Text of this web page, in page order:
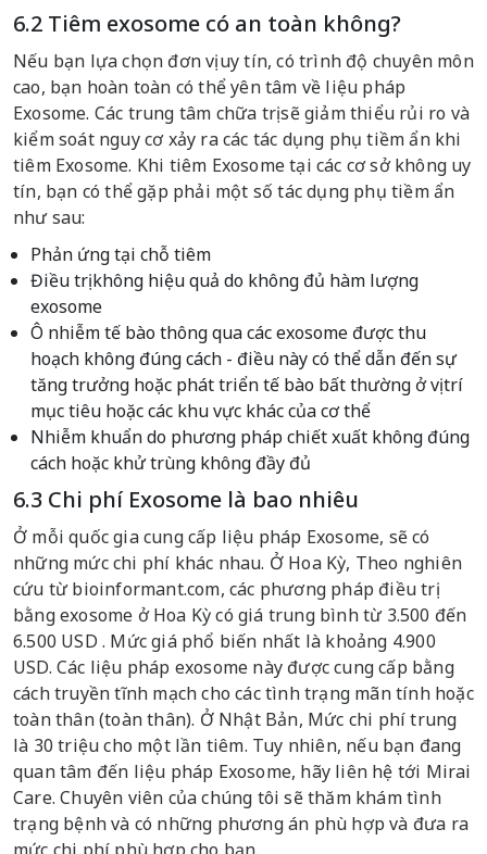
6.2 Tiêm exosome có an toàn không?
Nếu bạn lựa chọn đơn vị uy tín, có trình độ chuyên môn
cao, bạn hoàn toàn có thể yên tâm về liệu pháp
Exosome. Các trung tâm chữa trị sẽ giảm thiểu rủi ro và
kiểm soát nguy cơ xảy ra các tác dụng phụ tiềm ẩn khi
tiêm Exosome. Khi tiêm Exosome tại các cơ sở không uy
tín, bạn có thể gặp phải một số tác dụng phụ tiềm ẩn
như sau:
Phản ứng tại chỗ tiêm
Điều trị không hiệu quả do không đủ hàm lượng
exosome
Ô nhiễm tế bào thông qua các exosome được thu
hoạch không đúng cách - điều này có thể dẫn đến sự
tăng trưởng hoặc phát triển tế bào bất thường ở vị trí
mục tiêu hoặc các khu vực khác của cơ thể
Nhiễm khuẩn do phương pháp chiết xuất không đúng
cách hoặc khử trùng không đầy đủ
6.3 Chi phí Exosome là bao nhiêu
Ở mỗi quốc gia cung cấp liệu pháp Exosome, sẽ có
những mức chi phí khác nhau. Ở Hoa Kỳ, Theo nghiên
cứu từ bioinformant.com, các phương pháp điều trị
bằng exosome ở Hoa Kỳ có giá trung bình từ 3.500 đến
6.500 USD . Mức giá phổ biến nhất là khoảng 4.900
USD. Các liệu pháp exosome này được cung cấp bằng
cách truyền tĩnh mạch cho các tình trạng mãn tính hoặc
toàn thân (toàn thân). Ở Nhật Bản, Mức chi phí trung
là 30 triệu cho một lần tiêm. Tuy nhiên, nếu bạn đang
quan tâm đến liệu pháp Exosome, hãy liên hệ tới Mirai
Care. Chuyên viên của chúng tôi sẽ thăm khám tình
trạng bệnh và có những phương án phù hợp và đưa ra